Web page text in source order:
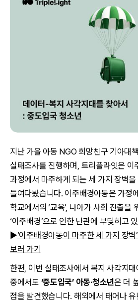
지난 가을 아동 NGO 희망친구 기아대
실태조사를 진행하며, 트리플라잇은 이
과정에서 마주하게 되는 세 가지 장벽
들여다봤습니다. 이주배경아동은 가정에
학교에서의 ‘교육’, 나아가 사회 진출을
‘이주배경’으로 인한 난관에 부딪히고
▶‘이주배경아동이 마주한 세 가지 장
보러 가기
한편, 이번 실태조사에서 복지 사각지
중에서도 ‘중도입국’ 아동·청소년은 더
점을 발견했습니다. 해외에서 태어나